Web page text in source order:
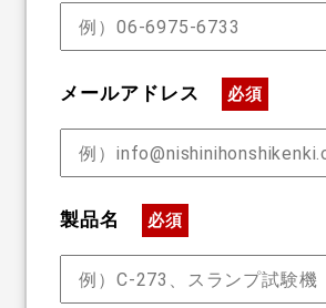
メールアドレス 必須
製品名 必須